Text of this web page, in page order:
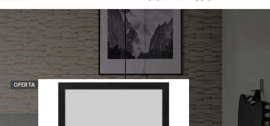
Mostrar
OFERTA